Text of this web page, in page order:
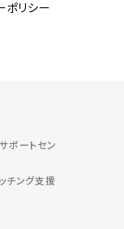
ポリシー
ポートセン
チング支援